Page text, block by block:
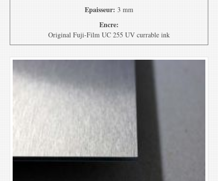
Epaisseur: 3 mm
Encre:
Original Fuji-Film UC 255 UV currable ink